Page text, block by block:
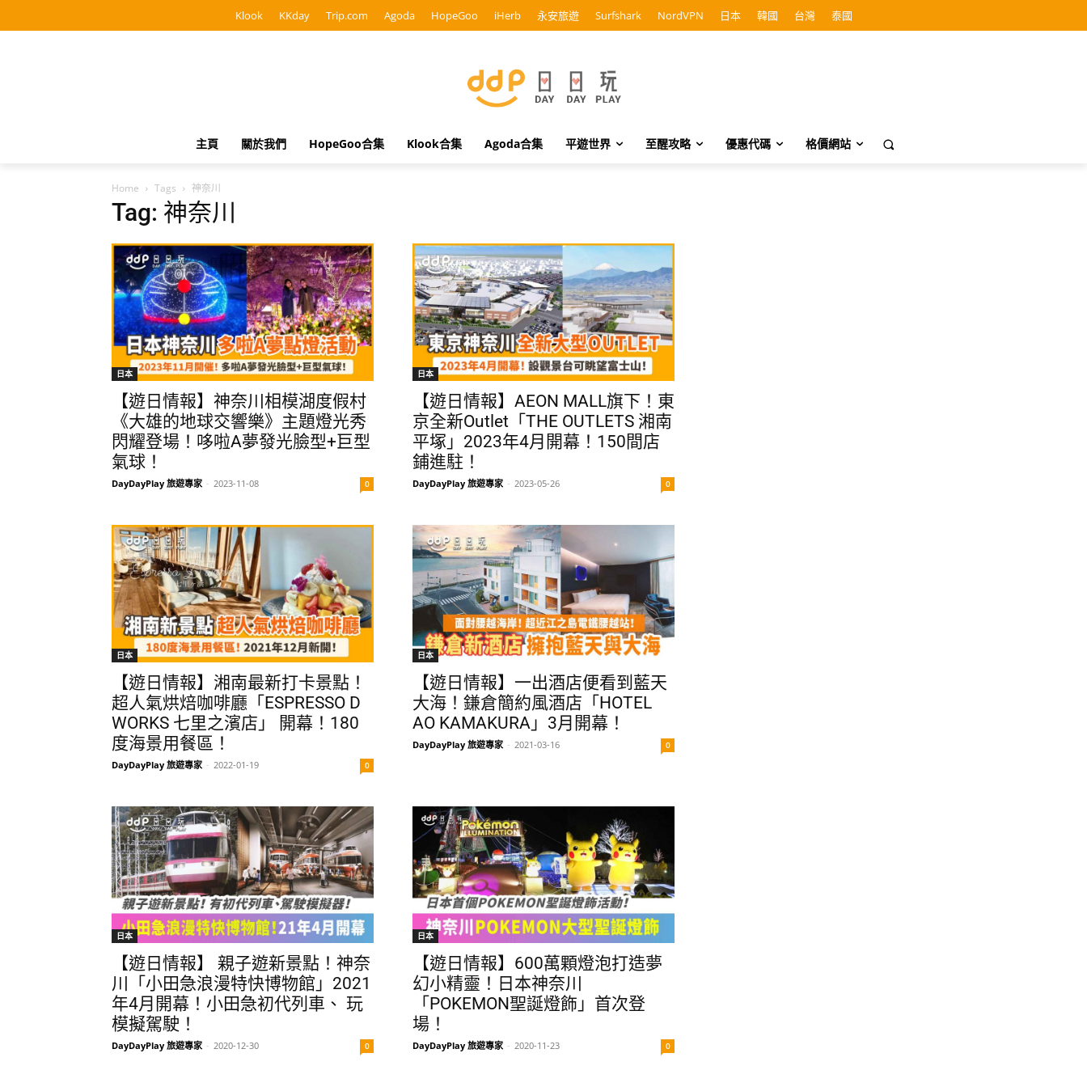
Klook KKday Trip.com Agoda HopeGoo iHerb 永安旅遊 Surfshark NordVPN 日本 韓國 台灣 泰國
主頁 關於我們 HopeGoo合集 Klook合集 Agoda合集 平遊世界 至醒攻略 優惠代碼 格價網站
Home Tags 神奈川
Tag: 神奈川
日本
【遊日情報】神奈川相模湖度假村
《大雄的地球交響樂》主題燈光秀
閃耀登場！哆啦A夢發光臉型+巨型
氣球！
DayDayPlay 旅遊專家 - 2023-11-08 0
日本
【遊日情報】AEON MALL旗下！東
京全新Outlet「THE OUTLETS 湘南
平塚」2023年4月開幕！150間店
鋪進駐！
DayDayPlay 旅遊專家 - 2023-05-26 0
日本
【遊日情報】湘南最新打卡景點！
超人氣烘焙咖啡廳「ESPRESSO D
WORKS 七里之濱店」 開幕！180
度海景用餐區！
DayDayPlay 旅遊專家 - 2022-01-19 0
日本
【遊日情報】一出酒店便看到藍天
大海！鎌倉簡約風酒店「HOTEL
AO KAMAKURA」3月開幕！
DayDayPlay 旅遊專家 - 2021-03-16 0
日本
【遊日情報】 親子遊新景點！神奈
川「小田急浪漫特快博物館」2021
年4月開幕！小田急初代列車、 玩
模擬駕駛！
DayDayPlay 旅遊專家 - 2020-12-30 0
日本
【遊日情報】600萬顆燈泡打造夢
幻小精靈！日本神奈川
「POKEMON聖誕燈飾」首次登
場！
DayDayPlay 旅遊專家 - 2020-11-23 0